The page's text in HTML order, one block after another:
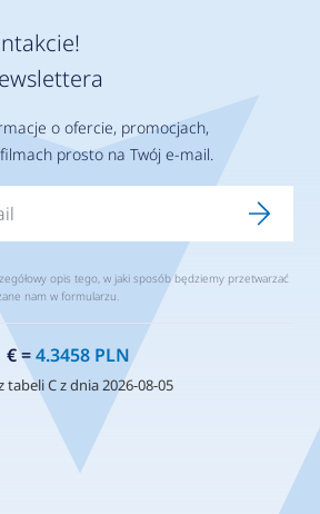
o ofercie, promocjach,
prosto na Twój e-mail.
opis tego, w jaki sposób będziemy przetwarzać
nam w formularzu.
€ =4.3458 PLN
tabeli C z dnia 2026-08-05